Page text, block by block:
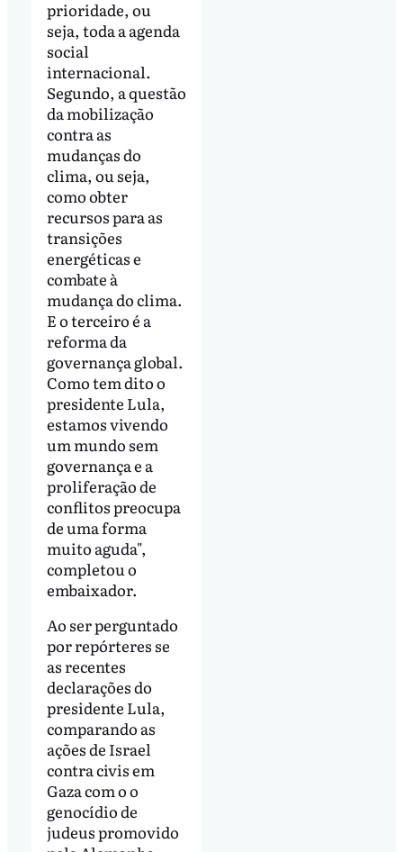
prioridade, ou
seja, toda a agenda
social
internacional.
Segundo, a questão
da mobilização
contra as
mudanças do
clima, ou seja,
como obter
recursos para as
transições
energéticas e
combate à
mudança do clima.
E o terceiro é a
reforma da
governança global.
Como tem dito o
presidente Lula,
estamos vivendo
um mundo sem
governança e a
proliferação de
conflitos preocupa
de uma forma
muito aguda",
completou o
embaixador.
Ao ser perguntado
por repórteres se
as recentes
declarações do
presidente Lula,
comparando as
ações de Israel
contra civis em
Gaza com o o
genocídio de
judeus promovido